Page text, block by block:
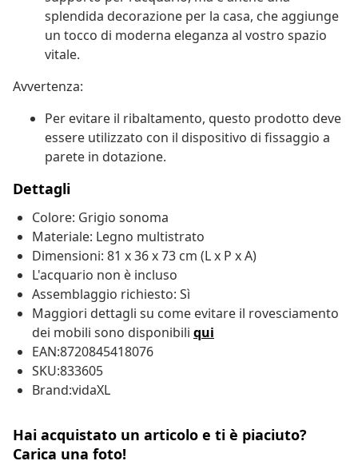
splendida decorazione per la casa, che aggiunge
un tocco di moderna eleganza al vostro spazio
vitale.
Avvertenza:
Per evitare il ribaltamento, questo prodotto deve
essere utilizzato con il dispositivo di fissaggio a
parete in dotazione.
Dettagli
Colore: Grigio sonoma
Materiale: Legno multistrato
Dimensioni: 81 x 36 x 73 cm (L x P x A)
L'acquario non è incluso
Assemblaggio richiesto: Sì
Maggiori dettagli su come evitare il rovesciamento
dei mobili sono disponibili qui
EAN:8720845418076
SKU:833605
Brand:vidaXL
Hai acquistato un articolo e ti è piaciuto?
Carica una foto!